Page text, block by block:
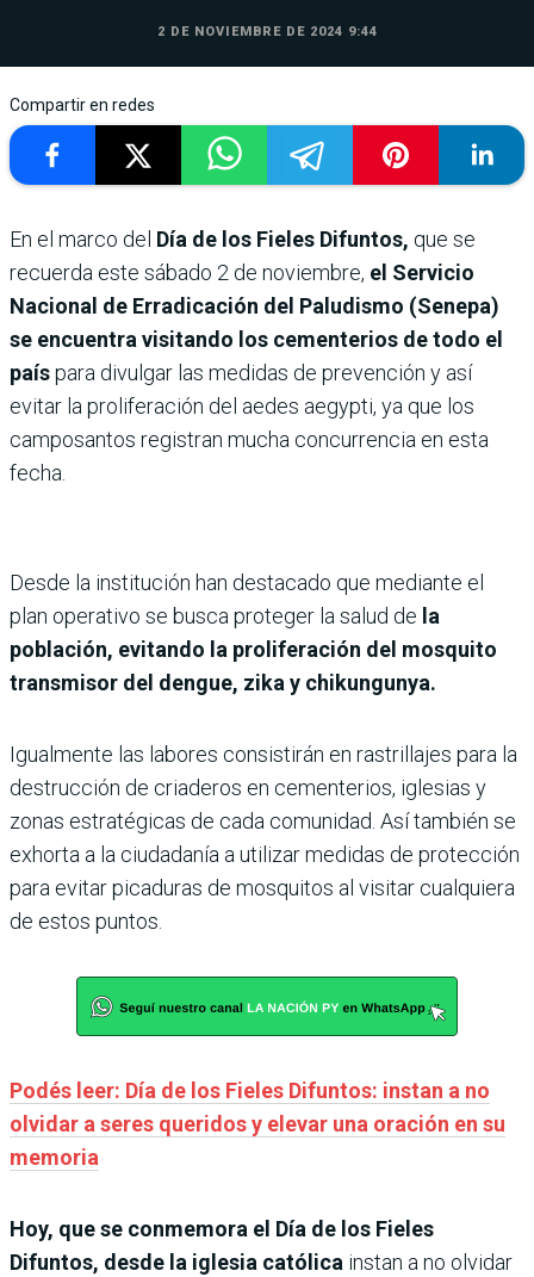
2 DE NOVIEMBRE DE 2024 9:44
Compartir en redes
En el marco del Día de los Fieles Difuntos, que se
recuerda este sábado 2 de noviembre, el Servicio
Nacional de Erradicación del Paludismo (Senepa)
se encuentra visitando los cementerios de todo el
paíspara divulgar las medidas de prevención y así
evitar la proliferación del aedes aegypti, ya que los
camposantos registran mucha concurrencia en esta
fecha.
Desde la institución han destacado que mediante el
plan operativo se busca proteger la salud de la
población, evitando la proliferación del mosquito
transmisor del dengue, zika y chikungunya.
Igualmente las labores consistirán en rastrillajes para la
destrucción de criaderos en cementerios, iglesias y
zonas estratégicas de cada comunidad. Así también se
exhorta a la ciudadanía a utilizar medidas de protección
para evitar picaduras de mosquitos al visitar cualquiera
de estos puntos.
Podés leer: Día de los Fieles Difuntos: instan a no
olvidar a seres queridos y elevar una oración en su
memoria
Hoy, que se conmemora el Día de los Fieles
Difuntos, desde la iglesia católica instan a no olvidar